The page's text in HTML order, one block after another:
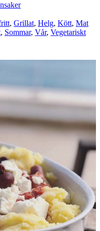
, Grillat, Helg, Kött, Mat
, Sommar, Vår, Vegetariskt